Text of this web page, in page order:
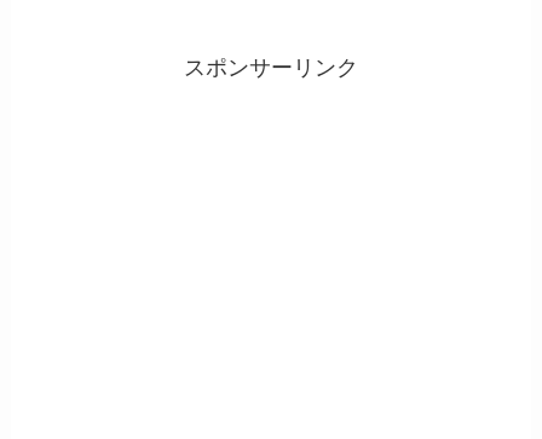
スポンサーリンク